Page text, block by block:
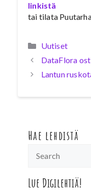
linkistä
tai tilata
Kategoriat
Uutiset
DataFlora
Lantun
Hae lehdistä
Lue Digilehtiä!